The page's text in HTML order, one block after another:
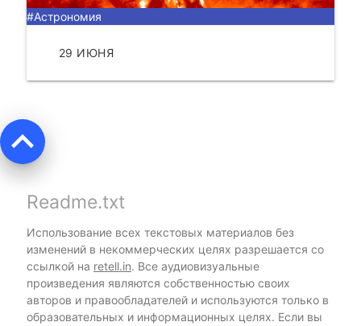
#Астрономия
29 ИЮНЯ
keyboard_arrow_up
Readme.txt
Использование всех текстовых материалов без
изменений в некоммерческих целях разрешается со
ссылкой на retell.in. Все аудиовизуальные
произведения являются собственностью своих
авторов и правообладателей и используются только в
образовательных и информационных целях. Если вы